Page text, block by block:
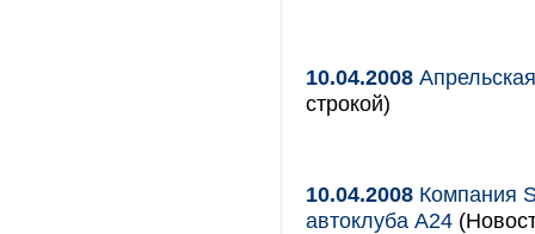
10.04.2008
строкой)
10.04.2008 Компания
автоклуба А24